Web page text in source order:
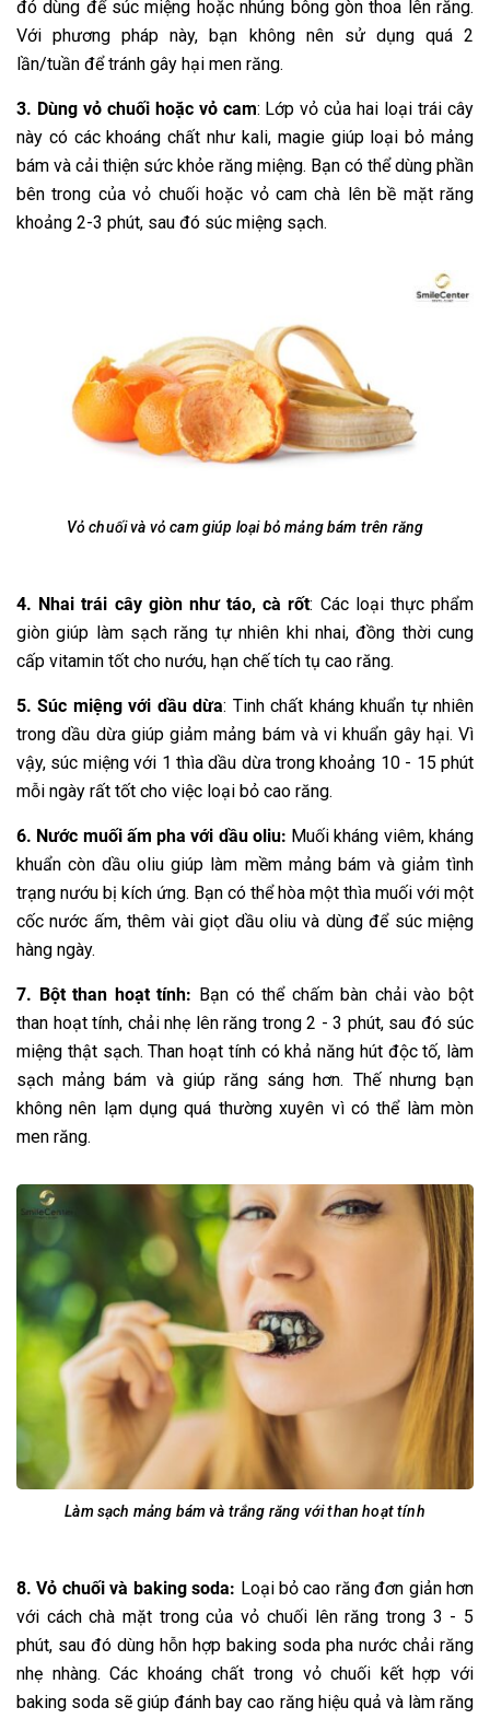
đó dùng để súc miệng hoặc nhúng bông gòn thoa lên răng.
Với phương pháp này, bạn không nên sử dụng quá 2
lần/tuần để tránh gây hại men răng.
3. Dùng vỏ chuối hoặc vỏ cam: Lớp vỏ của hai loại trái cây
này có các khoáng chất như kali, magie giúp loại bỏ mảng
bám và cải thiện sức khỏe răng miệng. Bạn có thể dùng phần
bên trong của vỏ chuối hoặc vỏ cam chà lên bề mặt răng
khoảng 2-3 phút, sau đó súc miệng sạch.
Vỏ chuối và vỏ cam giúp loại bỏ mảng bám trên răng
4. Nhai trái cây giòn như táo, cà rốt: Các loại thực phẩm
giòn giúp làm sạch răng tự nhiên khi nhai, đồng thời cung
cấp vitamin tốt cho nướu, hạn chế tích tụ cao răng.
5. Súc miệng với dầu dừa: Tinh chất kháng khuẩn tự nhiên
trong dầu dừa giúp giảm mảng bám và vi khuẩn gây hại. Vì
vậy, súc miệng với 1 thìa dầu dừa trong khoảng 10 - 15 phút
mỗi ngày rất tốt cho việc loại bỏ cao răng.
6. Nước muối ấm pha với dầu oliu: Muối kháng viêm, kháng
khuẩn còn dầu oliu giúp làm mềm mảng bám và giảm tình
trạng nướu bị kích ứng. Bạn có thể hòa một thìa muối với một
cốc nước ấm, thêm vài giọt dầu oliu và dùng để súc miệng
hàng ngày.
7. Bột than hoạt tính: Bạn có thể chấm bàn chải vào bột
than hoạt tính, chải nhẹ lên răng trong 2 - 3 phút, sau đó súc
miệng thật sạch. Than hoạt tính có khả năng hút độc tố, làm
sạch mảng bám và giúp răng sáng hơn. Thế nhưng bạn
không nên lạm dụng quá thường xuyên vì có thể làm mòn
men răng.
Làm sạch mảng bám và trắng răng với than hoạt tính
8. Vỏ chuối và baking soda: Loại bỏ cao răng đơn giản hơn
với cách chà mặt trong của vỏ chuối lên răng trong 3 - 5
phút, sau đó dùng hỗn hợp baking soda pha nước chải răng
nhẹ nhàng. Các khoáng chất trong vỏ chuối kết hợp với
baking soda sẽ giúp đánh bay cao răng hiệu quả và làm răng